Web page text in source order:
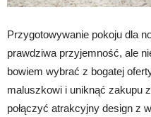
Przygotowywanie pokoju dla
prawdziwa przyjemność, ale
bowiem wybrać z bogatej
maluszkowi i uniknąć zakupu
połączyć atrakcyjny design z